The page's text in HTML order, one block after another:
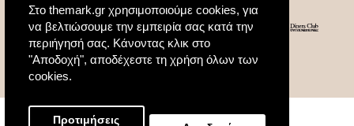
Στο themark.gr χρησιμοποιούμε cookies, για
να βελτιώσουμε την εμπειρία σας κατά την
περιήγησή σας. Κάνοντας κλικ στο
"Αποδοχή", αποδέχεστε τη χρήση όλων των
cookies.
Προτιμήσεις
© 2020 All Rights Reserved. Created by